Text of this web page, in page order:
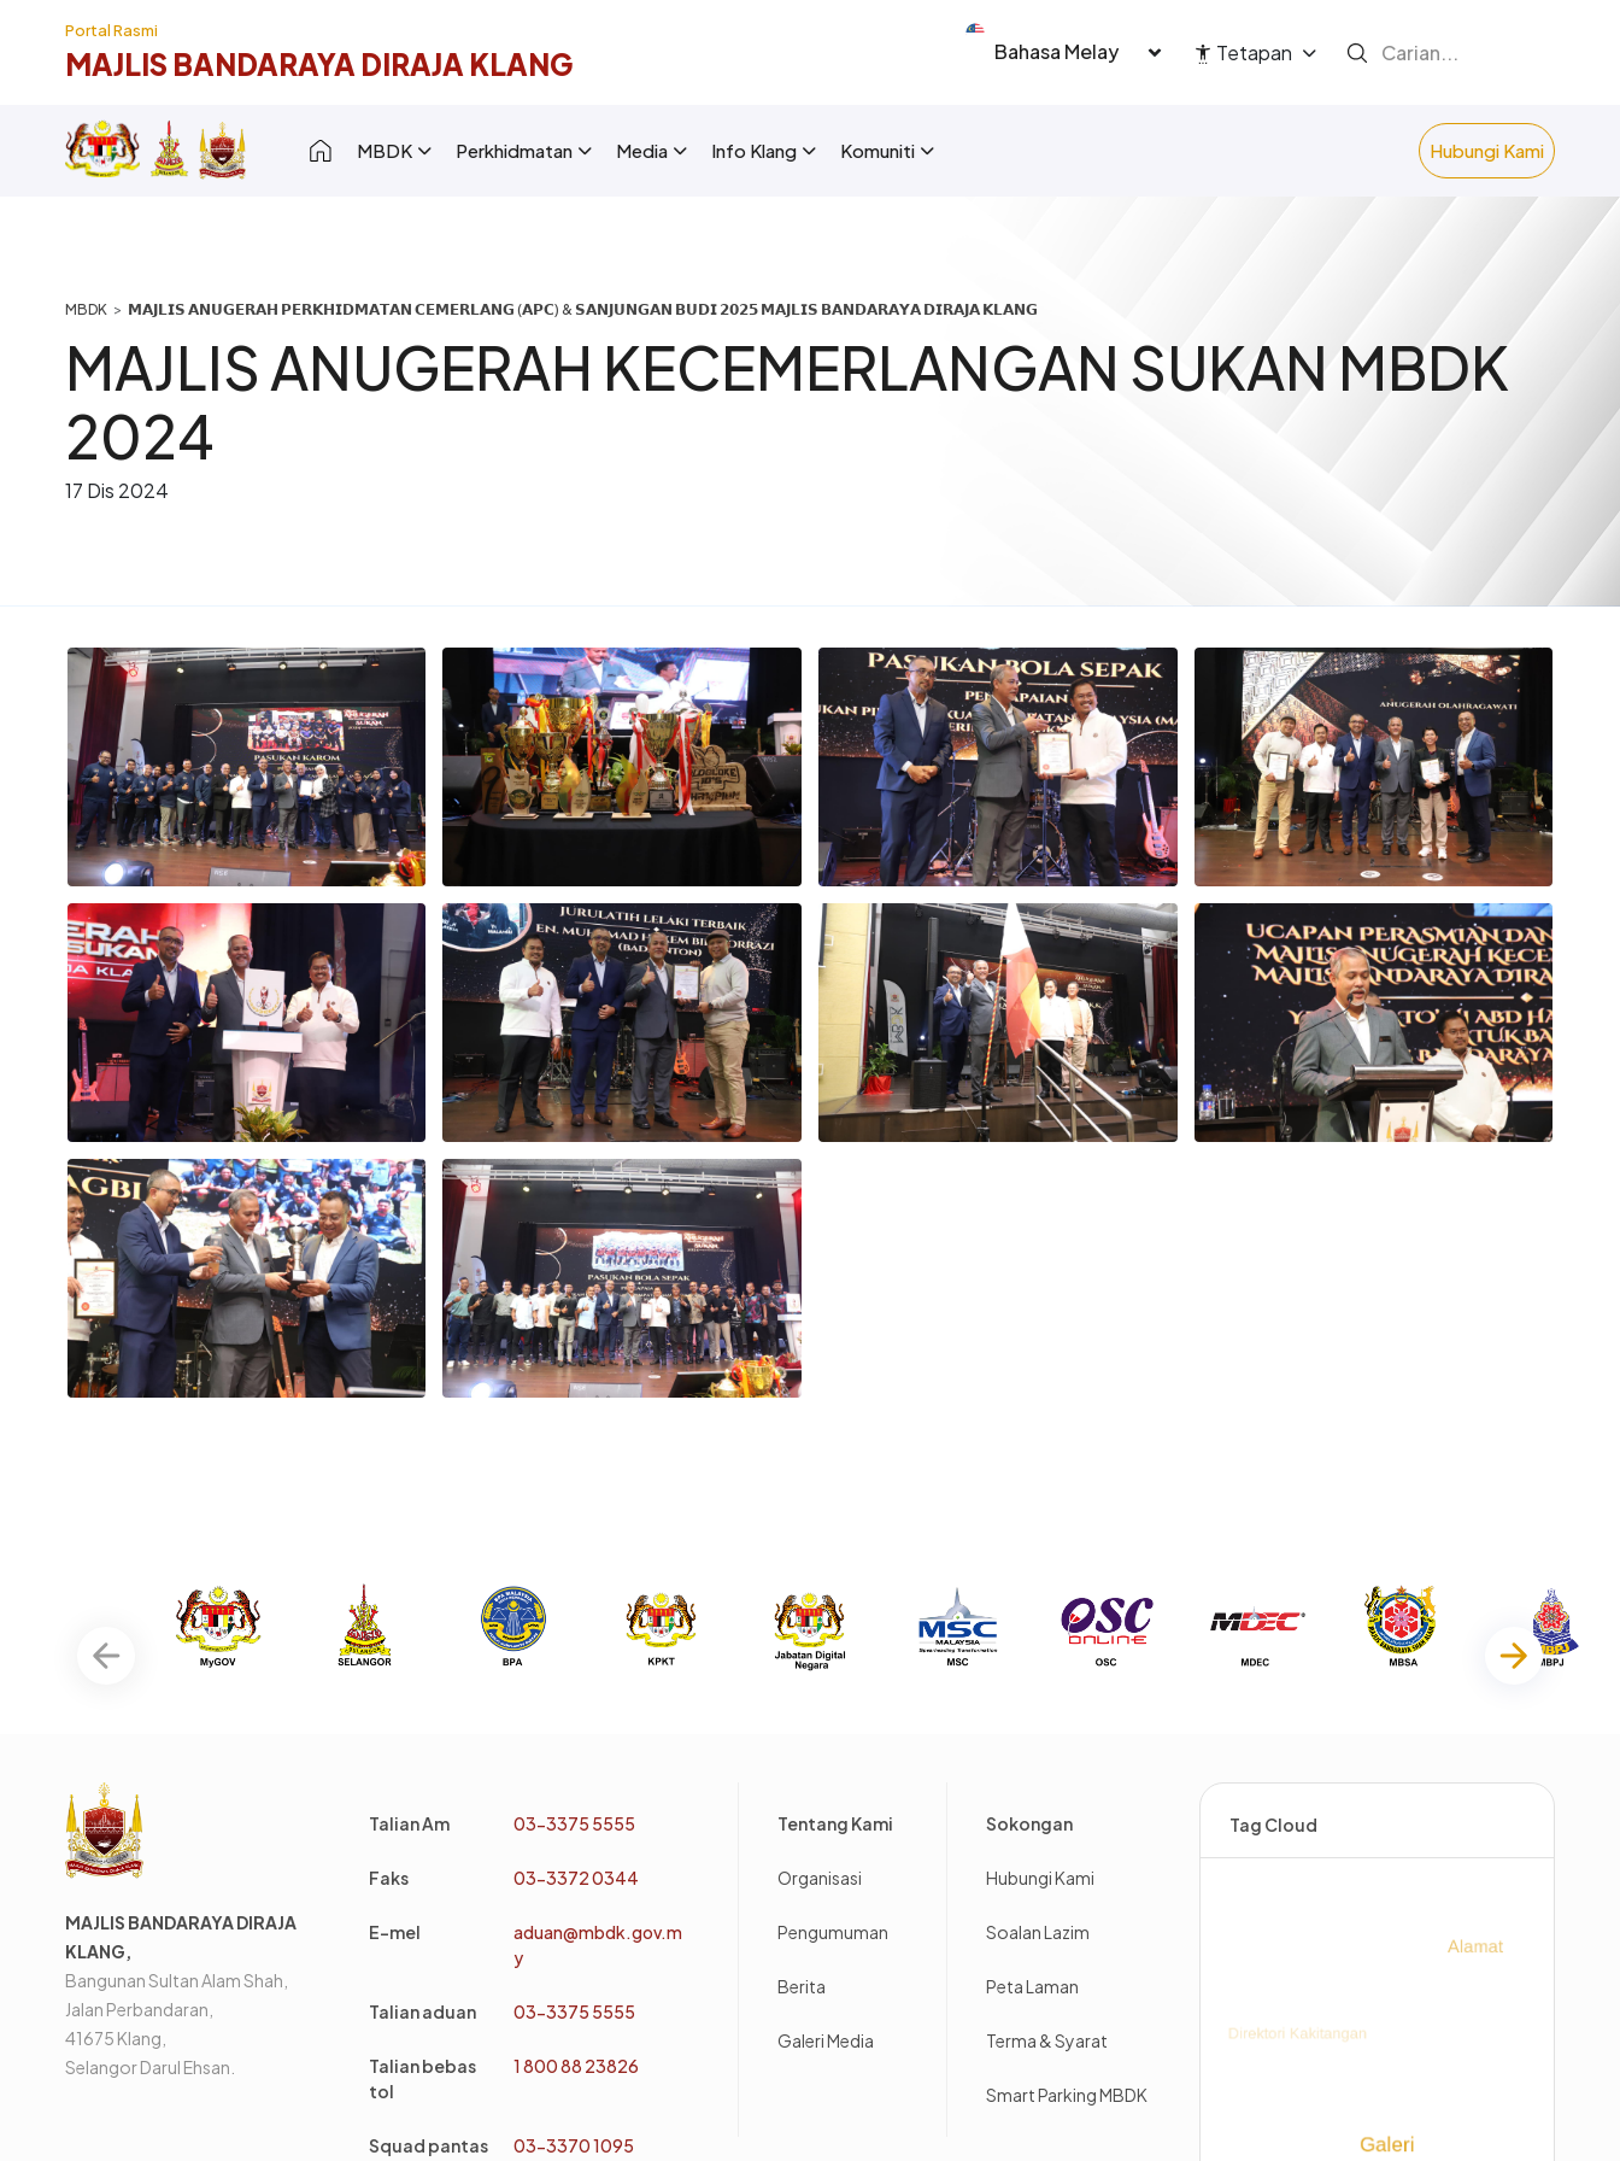
Portal Rasmi
MAJLIS BANDARAYA DIRAJA KLANG
Select your language Tetapan
Main navigation [New Layout]
MBDK Perkhidmatan Media Info Klang Komuniti Hubungi Kami
Breadcrumb
𝗠𝗔𝗝𝗟𝗜𝗦 𝗔𝗡𝗨𝗚𝗘𝗥𝗔𝗛 𝗣𝗘𝗥𝗞𝗛𝗜𝗗𝗠𝗔𝗧𝗔𝗡 𝗖𝗘𝗠𝗘𝗥𝗟𝗔𝗡𝗚 (𝗔𝗣𝗖) & 𝗦𝗔𝗡𝗝𝗨𝗡𝗚𝗔𝗡 𝗕𝗨𝗗𝗜 𝟮𝟬𝟮𝟱 𝗠𝗔𝗝𝗟𝗜𝗦 𝗕𝗔𝗡𝗗𝗔𝗥𝗔𝗬𝗔 𝗗𝗜𝗥𝗔𝗝𝗔 𝗞𝗟𝗔𝗡𝗚
MAJLIS ANUGERAH KECEMERLANGAN SUKAN MBDK
2024
17 Dis 2024
MAJLIS BANDARAYA DIRAJA
KLANG,
Bangunan Sultan Alam Shah,
Jalan Perbandaran,
41675 Klang,
Selangor Darul Ehsan.
Talian Am 03-3375 5555
Faks 03-3372 0344
E-mel
aduan@mbdk.gov.m
y
Talian aduan 03-3375 5555
Talian bebas
tol
1 800 88 23826
Squad pantas 03-3370 1095
Tentang Kami
Organisasi
Pengumuman
Berita
Galeri Media
Sokongan
Hubungi Kami
Soalan Lazim
Peta Laman
Terma & Syarat
Smart Parking MBDK
Tag Cloud